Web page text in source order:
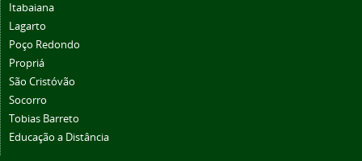
Itabaiana
Lagarto
Poço Redondo
Propriá
São Cristóvão
Socorro
Tobias Barreto
Educação a Distância